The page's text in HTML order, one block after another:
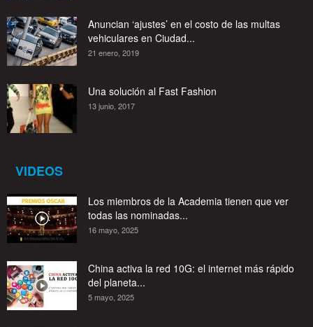
Anuncian ‘ajustes’ en el costo de las multas
vehiculares en Ciudad...
21 enero, 2019
Una solución al Fast Fashion
13 junio, 2017
VIDEOS
Los miembros de la Academia tienen que ver
todas las nominadas...
16 mayo, 2025
China activa la red 10G: el internet más rápido
del planeta...
5 mayo, 2025